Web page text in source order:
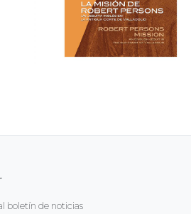
boletín de noticias